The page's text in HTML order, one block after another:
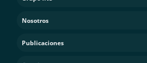
Nosotros
Publicaciones